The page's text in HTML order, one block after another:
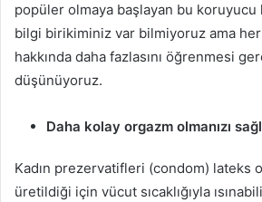
popüler olmaya başlayan bu koruyucu
bilgi birikiminiz var bilmiyoruz ama her
hakkında daha fazlasını öğrenmesi
düşünüyoruz.
Daha kolay orgazm olmanızı
Kadın prezervatifleri (condom) lateks
üretildiği için vücut sıcaklığıyla